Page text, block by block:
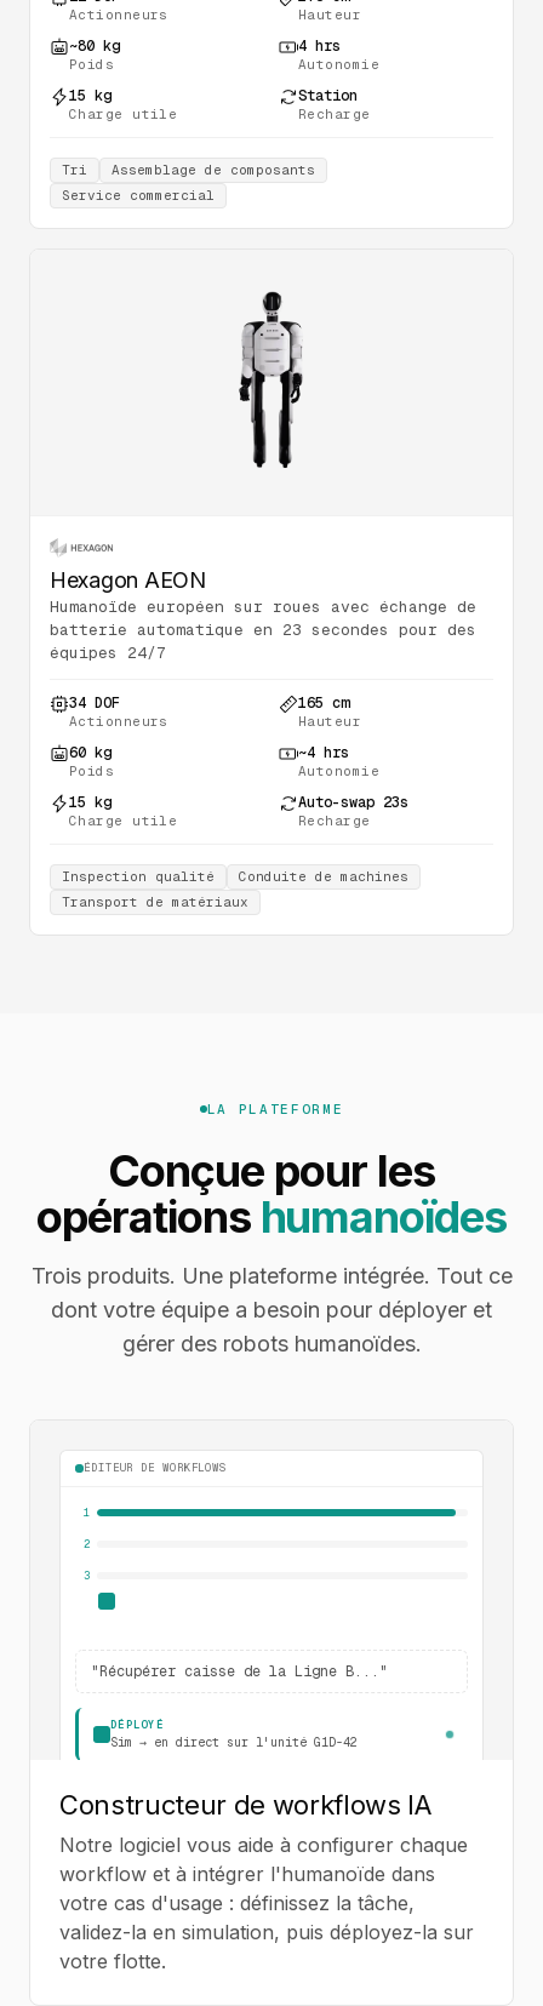
Actionneurs Hauteur
~80 kg
Poids
4 hrs
Autonomie
15 kg
Charge utile
Station
Recharge
Tri
Assemblage de composants
Service commercial
Hexagon AEON
Humanoïde européen sur roues avec échange de
batterie automatique en 23 secondes pour des
équipes 24/7
34 DOF
Actionneurs
165 cm
Hauteur
60 kg
Poids
~4 hrs
Autonomie
15 kg
Charge utile
Auto-swap 23s
Recharge
Inspection qualité
Conduite de machines
Transport de matériaux
LA PLATEFORME
Conçue pour les
opérations humanoïdes
Trois produits. Une plateforme intégrée. Tout ce
dont votre équipe a besoin pour déployer et
gérer des robots humanoïdes.
ÉDITEUR DE WORKFLOWS
1
2
3
"Récupérer caisse de la Ligne B... "
DÉPLOYÉ
Sim → en direct sur l'unité G1D-42
Constructeur de workflows IA
Notre logiciel vous aide à configurer chaque
workflow et à intégrer l'humanoïde dans
votre cas d'usage : définissez la tâche,
validez-la en simulation, puis déployez-la sur
votre flotte.